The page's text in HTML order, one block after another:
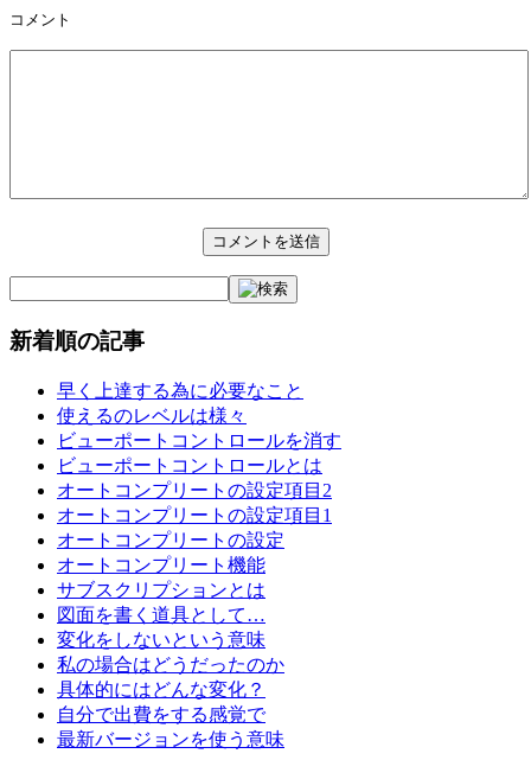
コメント
新着順の記事
早く上達する為に必要なこと
使えるのレベルは様々
ビューポートコントロールを消す
ビューポートコントロールとは
オートコンプリートの設定項目2
オートコンプリートの設定項目1
オートコンプリートの設定
オートコンプリート機能
サブスクリプションとは
図面を書く道具として…
変化をしないという意味
私の場合はどうだったのか
具体的にはどんな変化？
自分で出費をする感覚で
最新バージョンを使う意味